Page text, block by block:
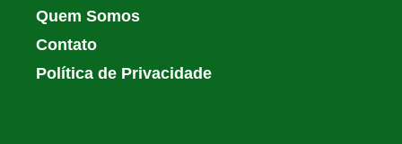
Quem Somos
Contato
Política de Privacidade